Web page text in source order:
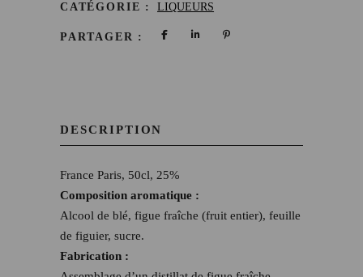
CATÉGORIE : LIQUEURS
PARTAGER :
DESCRIPTION
France Paris, 50cl, 25%
Composition aromatique :
Alcool de blé, figue fraîche (fruit entier), feuille
de figuier, sucre.
Fabrication :